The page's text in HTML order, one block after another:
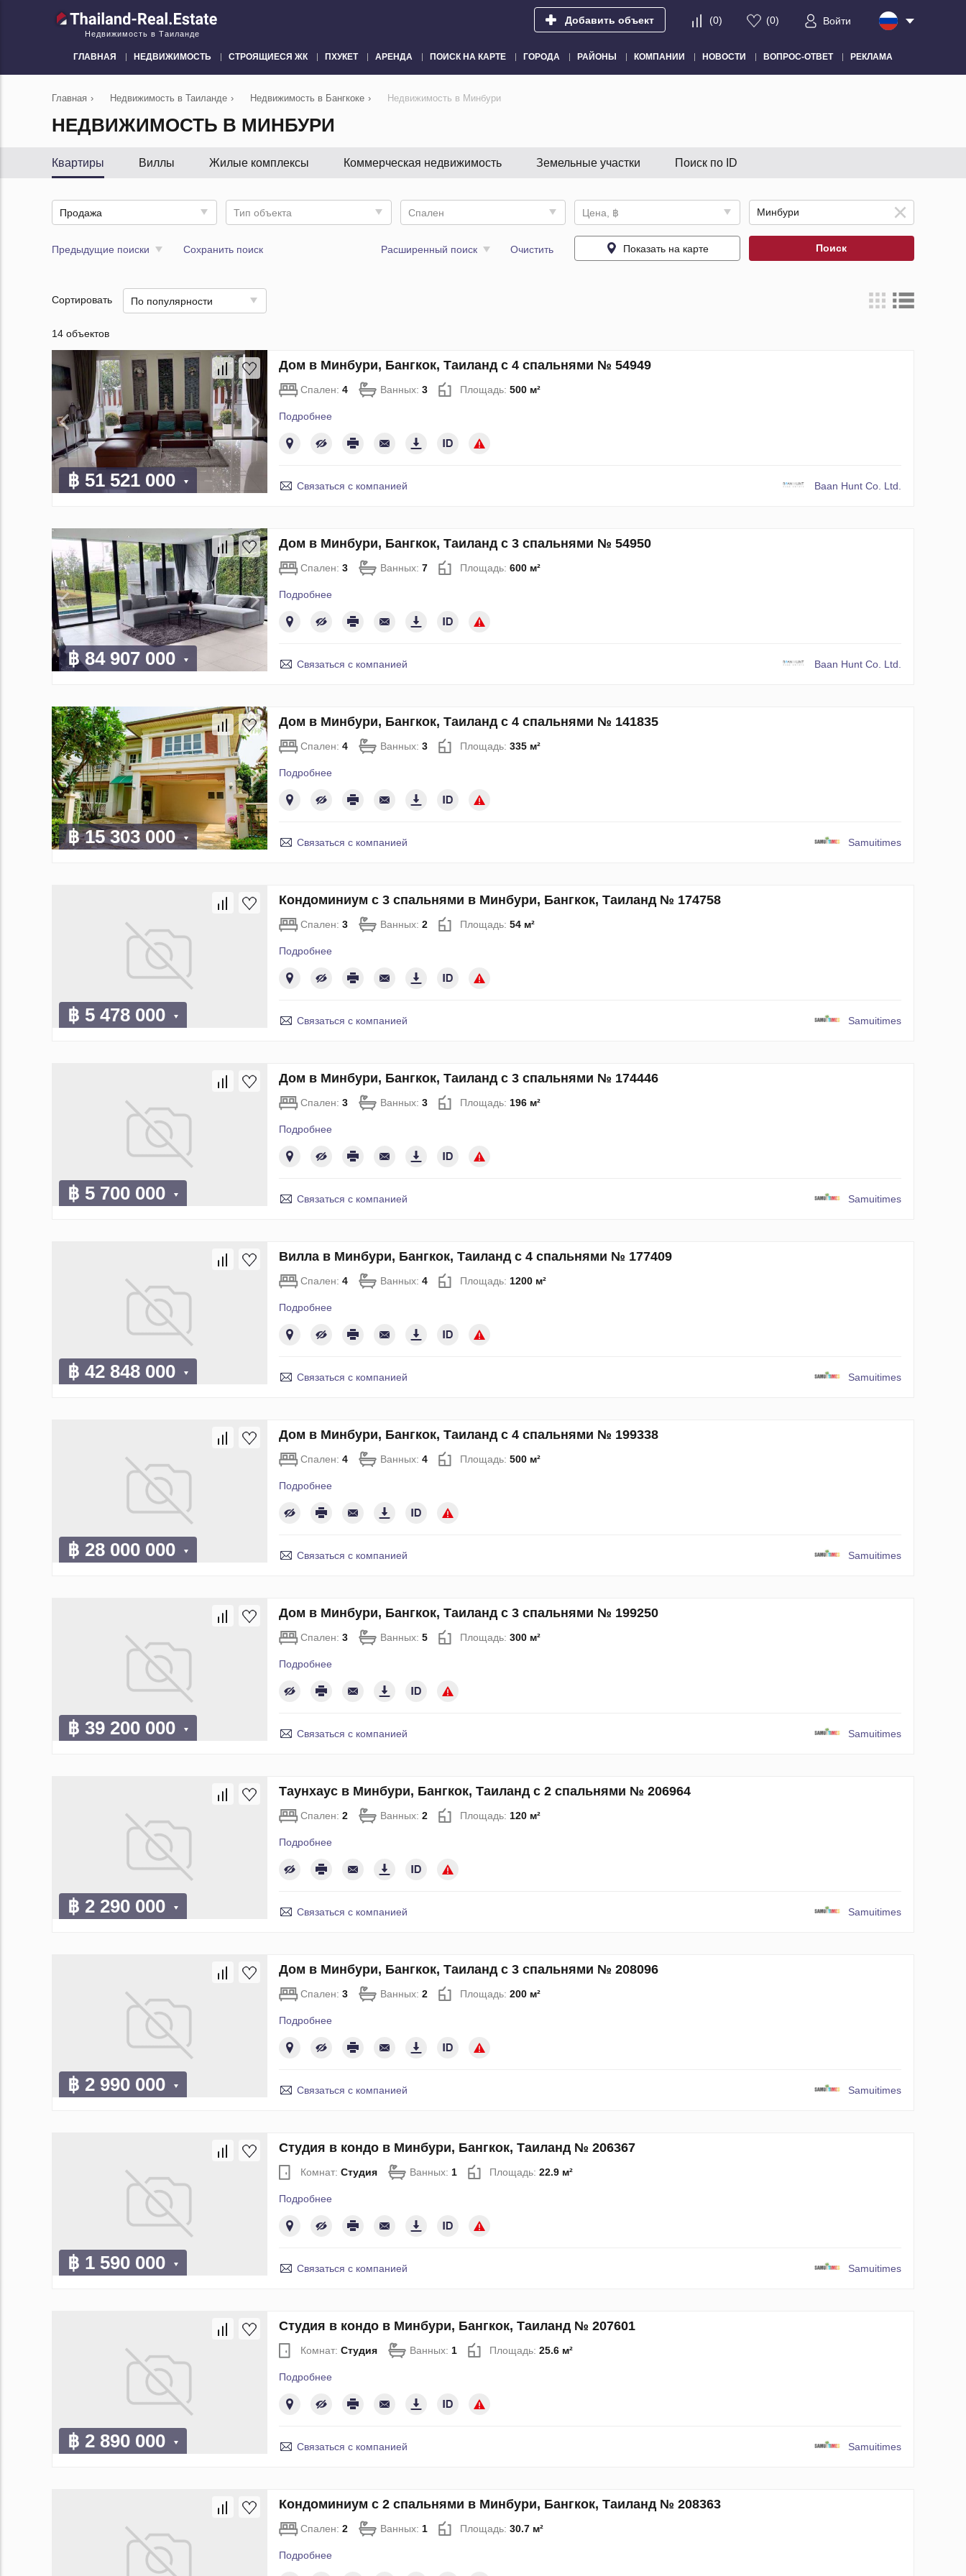
Недвижимость в Таиланде
Добавить объект (0) (0) Войти
ГЛАВНАЯ НЕДВИЖИМОСТЬ СТРОЯЩИЕСЯ ЖК ПХУКЕТ АРЕНДА ПОИСК НА КАРТЕ ГОРОДА РАЙОНЫ КОМПАНИИ НОВОСТИ ВОПРОС-ОТВЕТ РЕКЛАМА
Главная › Недвижимость в Таиланде › Недвижимость в Бангкоке › Недвижимость в Минбури
НЕДВИЖИМОСТЬ В МИНБУРИ
Квартиры Виллы Жилые комплексы Коммерческая недвижимость Земельные участки Поиск по ID
Продажа Тип объекта Спален Цена, ฿
Предыдущие поиски Сохранить поиск Расширенный поиск Очистить Показать на карте Поиск
Сортировать По популярности
14 объектов
฿ 51 521 000
Дом в Минбури, Бангкок, Таиланд с 4 спальнями № 54949
Спален: 4 Ванных: 3 Площадь: 500 м²
Подробнее
Связаться с компанией Baan Hunt Co. Ltd.
฿ 84 907 000
Дом в Минбури, Бангкок, Таиланд с 3 спальнями № 54950
Спален: 3 Ванных: 7 Площадь: 600 м²
Подробнее
Связаться с компанией Baan Hunt Co. Ltd.
฿ 15 303 000
Дом в Минбури, Бангкок, Таиланд с 4 спальнями № 141835
Спален: 4 Ванных: 3 Площадь: 335 м²
Подробнее
Связаться с компанией Samuitimes
฿ 5 478 000
Кондоминиум с 3 спальнями в Минбури, Бангкок, Таиланд № 174758
Спален: 3 Ванных: 2 Площадь: 54 м²
Подробнее
Связаться с компанией Samuitimes
฿ 5 700 000
Дом в Минбури, Бангкок, Таиланд с 3 спальнями № 174446
Спален: 3 Ванных: 3 Площадь: 196 м²
Подробнее
Связаться с компанией Samuitimes
฿ 42 848 000
Вилла в Минбури, Бангкок, Таиланд с 4 спальнями № 177409
Спален: 4 Ванных: 4 Площадь: 1200 м²
Подробнее
Связаться с компанией Samuitimes
฿ 28 000 000
Дом в Минбури, Бангкок, Таиланд с 4 спальнями № 199338
Спален: 4 Ванных: 4 Площадь: 500 м²
Подробнее
Связаться с компанией Samuitimes
฿ 39 200 000
Дом в Минбури, Бангкок, Таиланд с 3 спальнями № 199250
Спален: 3 Ванных: 5 Площадь: 300 м²
Подробнее
Связаться с компанией Samuitimes
฿ 2 290 000
Таунхаус в Минбури, Бангкок, Таиланд с 2 спальнями № 206964
Спален: 2 Ванных: 2 Площадь: 120 м²
Подробнее
Связаться с компанией Samuitimes
฿ 2 990 000
Дом в Минбури, Бангкок, Таиланд с 3 спальнями № 208096
Спален: 3 Ванных: 2 Площадь: 200 м²
Подробнее
Связаться с компанией Samuitimes
฿ 1 590 000
Студия в кондо в Минбури, Бангкок, Таиланд № 206367
Комнат: Студия Ванных: 1 Площадь: 22.9 м²
Подробнее
Связаться с компанией Samuitimes
฿ 2 890 000
Студия в кондо в Минбури, Бангкок, Таиланд № 207601
Комнат: Студия Ванных: 1 Площадь: 25.6 м²
Подробнее
Связаться с компанией Samuitimes
Кондоминиум с 2 спальнями в Минбури, Бангкок, Таиланд № 208363
Спален: 2 Ванных: 1 Площадь: 30.7 м²
Подробнее